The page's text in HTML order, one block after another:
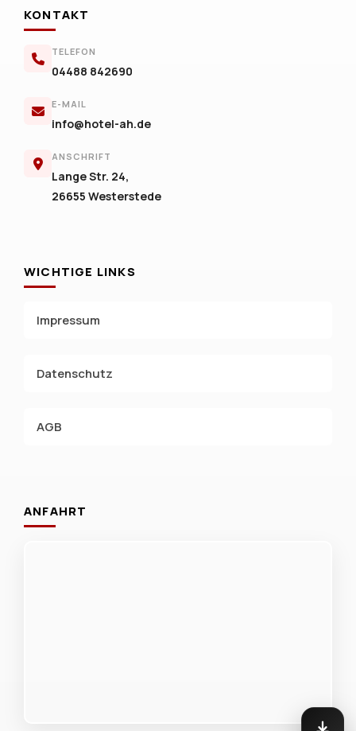
KONTAKT
TELEFON
04488 842690
E-MAIL
info@hotel-ah.de
ANSCHRIFT
Lange Str. 24,
26655 Westerstede
WICHTIGE LINKS
Impressum
Datenschutz
AGB
ANFAHRT